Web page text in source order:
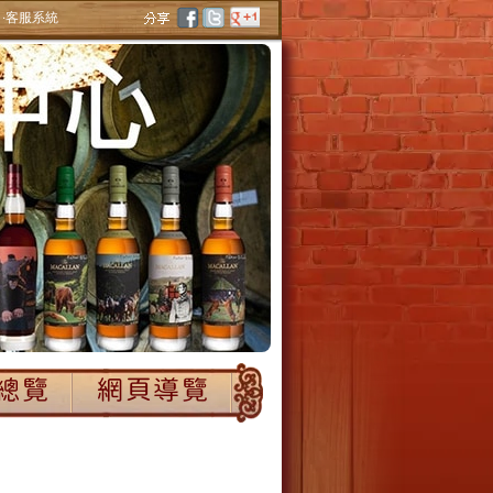
‧客服系統